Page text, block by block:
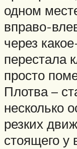
одном
вправо-
через
перестала
просто
Плотва –
несколько
резких
стоящего у